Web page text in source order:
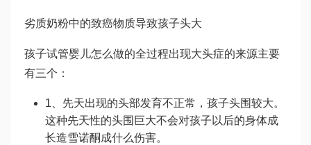
劣质奶粉中的致癌物质导致孩子头大
孩子试管婴儿怎么做的全过程出现大头症的来源主要
有三个：
1、先天出现的头部发育不正常，孩子头围较大。
这种先天性的头围巨大不会对孩子以后的身体成
长造雪诺酮成什么伤害。